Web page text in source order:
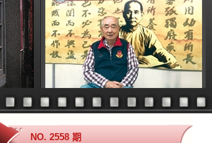
NO. 2558 期